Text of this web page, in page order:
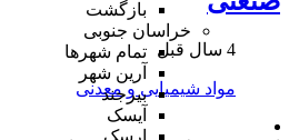
بازگشت
خراسان جنوبی
تمام شهر‌ها
آرین شهر
بیرجند
آیسک
4 سال قبل
مواد شیمیایی و معدنی